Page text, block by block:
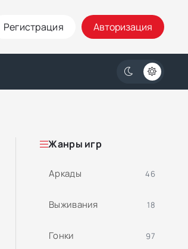
Регистрация Авторизация
Жанры игр
Аркады 46
Выживания 18
Гонки 97